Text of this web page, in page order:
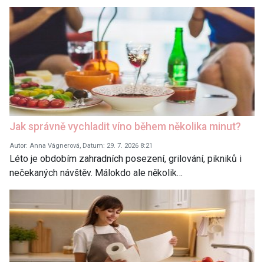
Jak správně vychladit víno během několika minut?
Autor: Anna Vágnerová, Datum: 29. 7. 2026 8:21
Léto je obdobím zahradních posezení, grilování, pikniků i
nečekaných návštěv. Málokdo ale několik…